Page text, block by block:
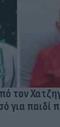
τον
για παιδί